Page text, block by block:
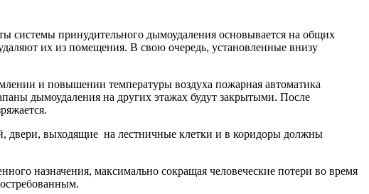
системы принудительного дымоудаления основывается на общих
их из помещения. В свою очередь, установленные внизу
и повышении температуры воздуха пожарная автоматика
дымоудаления на других этажах будут закрытыми. После
двери, выходящие на лестничные клетки и в коридоры должны
назначения, максимально сокращая человеческие потери во время